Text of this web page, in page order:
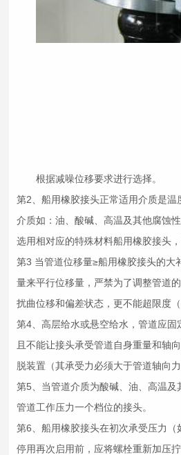
根据减噪位移要求进行选择。
第2、船用橡胶接头正常适用介质是
介质如：油、酸碱、高温及其他腐蚀
选用相对应的特殊材料船用橡胶接头
第3 当管道位移量≥船用橡胶接头的大
量来平行位移量，严禁为了调整管道
扰曲位移和偏差状态，更不能超限度
第4、高层给水或悬空给水，管道应固
且不能让接头承受管道自身重量和轴
脱装置（其承受力必须大于管道轴向力
第5、当管道介质为酸碱、油、高温
管道工作压力一个档位的接头。
第6、船用橡胶接头在初次承受压力（
停用再次启用前，应将螺栓重新加压拧